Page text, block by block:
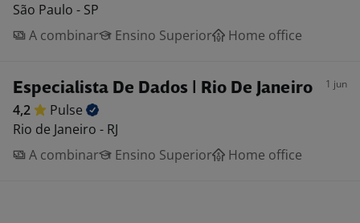
São Paulo - SP
A combinar
Ensino Superior Home office
Especialista De Dados | Rio De Janeiro 1 jun
4,2
Pulse
Rio de Janeiro - RJ
A combinar
Ensino Superior Home office